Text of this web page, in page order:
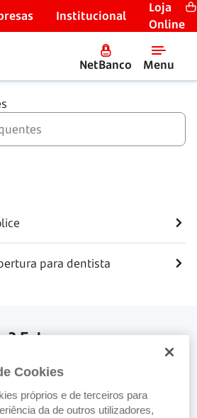
Institucional
Loja
Online
NetBanco Menu
para dentista
Fale connosco
Envie-nos um
email para:
Cookies
próprios e de terceiros para
da de outros utilizadores,